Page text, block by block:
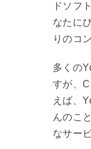
ドソフ
なたに
りのコ
多くの
すが、
えば、
んのこ
なサー